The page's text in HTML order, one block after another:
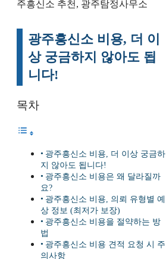
광주흥신소 비용, 더 이
상 궁금하지 않아도 됩
니다!
목차
광주흥신소 비용, 더 이상 궁금하
지 않아도 됩니다!
광주흥신소 비용은 왜 달라질까
요?
광주흥신소 비용, 의뢰 유형별 예
상 정보 (최저가 보장)
광주흥신소 비용을 절약하는 방
법
광주흥신소 비용 견적 요청 시 주
의사항